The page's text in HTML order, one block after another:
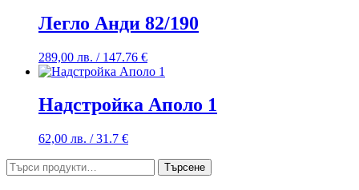
Легло Анди 82/190
289,00 лв. / 147.76 €
Надстройка Аполо 1
62,00 лв. / 31.7 €
Търсене
за:
Търсене